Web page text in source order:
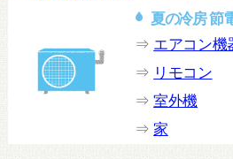
夏の冷房 節
⇒ エアコン機
⇒ リモコン
⇒室外機
⇒ 家